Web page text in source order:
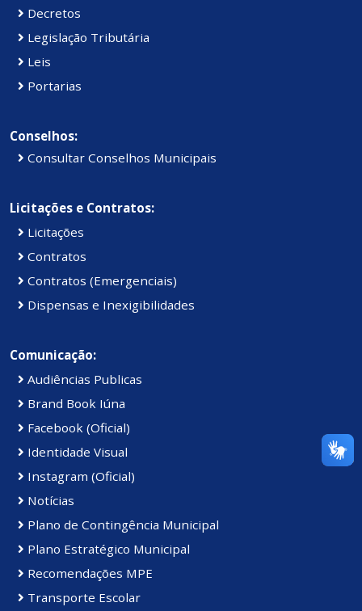
Decretos
Legislação Tributária
Leis
Portarias
Conselhos:
Consultar Conselhos Municipais
Licitações e Contratos:
Licitações
Contratos
Contratos (Emergenciais)
Dispensas e Inexigibilidades
Comunicação:
Audiências Publicas
Brand Book Iúna
Facebook (Oficial)
Identidade Visual
Instagram (Oficial)
Notícias
Plano de Contingência Municipal
Plano Estratégico Municipal
Recomendações MPE
Transporte Escolar